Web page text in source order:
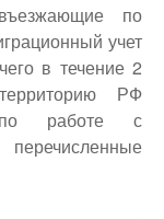
по
учет
в течение 2
РФ
по работе с